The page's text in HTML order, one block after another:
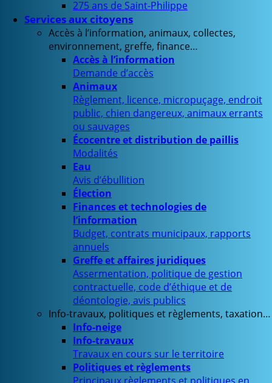
275 ans de Saint-Philippe
Services aux citoyens
Accès à l’information, animaux, collectes,
environnement, greffe, finance…
Accès à l’information
Demande d’accès
Animaux
Règlement, licence, micropuçage, endroit
public, chien dangereux, animaux errants
ou sauvages
Écocentre et distribution de paillis
Modalités
Eau
Avis d’ébullition
Élection
Finances et technologies de
l’information
Budget, contrats municipaux, rapports
annuels
Greffe et affaires juridiques
Assermentation, politique de gestion
contractuelle, code d’éthique et de
déontologie, avis publics
Info-travaux, politiques et règlements, taxation…
Info-neige
Info-travaux
Travaux en cours sur le territoire
Politiques et règlements